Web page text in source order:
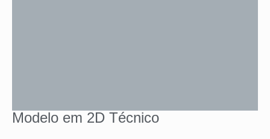
Modelo em 2D Técnico